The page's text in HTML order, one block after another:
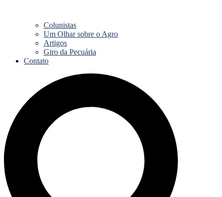
Colunistas
Um Olhar sobre o Agro
Artigos
Giro da Pecuária
Contato